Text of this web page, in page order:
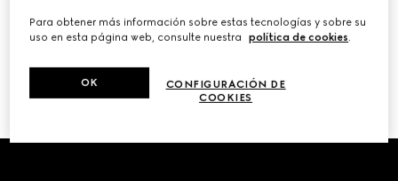
/3
Footer
Para obtener más información sobre estas tecnologías y sobre su
uso en esta página web, consulte nuestra
política de cookies.
CONFIGURACIÓN DE
COOKIES
OK